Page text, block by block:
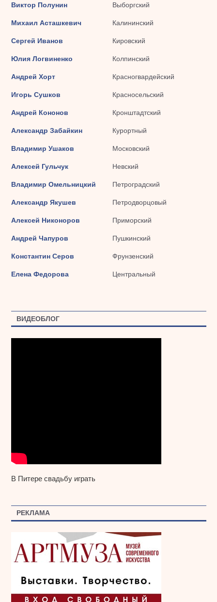
Виктор Полунин Выборгский
Михаил Асташкевич Калининский
Сергей Иванов Кировский
Юлия Логвиненко Колпинский
Андрей Хорт Красногвардейский
Игорь Сушков Красносельский
Андрей Кононов Кронштадтский
Александр Забайкин Курортный
Владимир Ушаков Московский
Алексей Гульчук Невский
Владимир Омельницкий Петроградский
Александр Якушев Петродворцовый
Алексей Никоноров Приморский
Андрей Чапуров Пушкинский
Константин Серов Фрунзенский
Елена Федорова Центральный
ВИДЕОБЛОГ
В Питере свадьбу играть
РЕКЛАМА